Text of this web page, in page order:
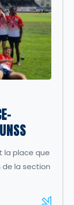
la place que
de la section